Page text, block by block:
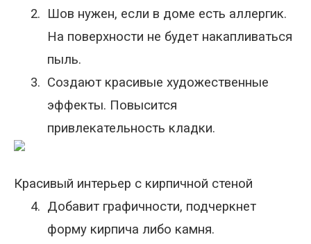
2. Шов нужен, если в доме есть аллергик.
На поверхности не будет накапливаться
пыль.
3. Создают красивые художественные
эффекты. Повысится
привлекательность кладки.
Красивый интерьер с кирпичной стеной
4. Добавит графичности, подчеркнет
форму кирпича либо камня.